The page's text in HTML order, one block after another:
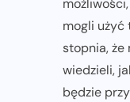
mogli użyć
stopnia, że
wiedzieli,
będzie